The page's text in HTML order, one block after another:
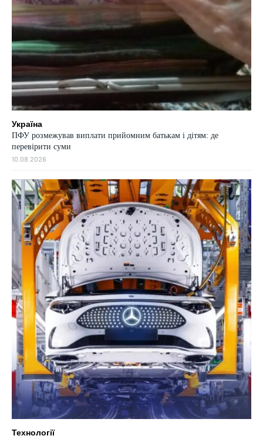
Україна
ПФУ розмежував виплати прийомним батькам і дітям: де
перевірити суми
10.08.2026
Технології